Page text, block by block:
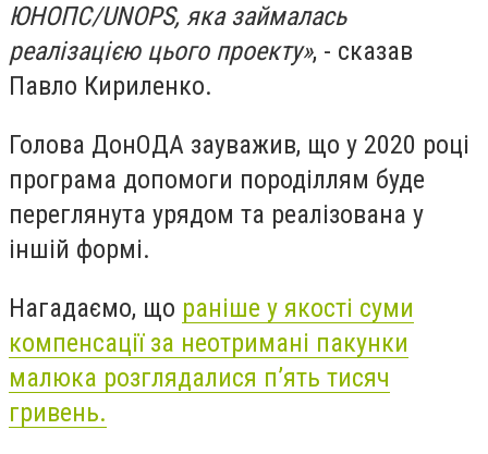
ЮНОПС/UNOPS, яка займалась
реалізацією цього проекту», - сказав
Павло Кириленко.
Голова ДонОДА зауважив, що у 2020 році
програма допомоги породіллям буде
переглянута урядом та реалізована у
іншій формі.
Нагадаємо, що раніше у якості суми
компенсації за неотримані пакунки
малюка розглядалися п’ять тисяч
гривень.